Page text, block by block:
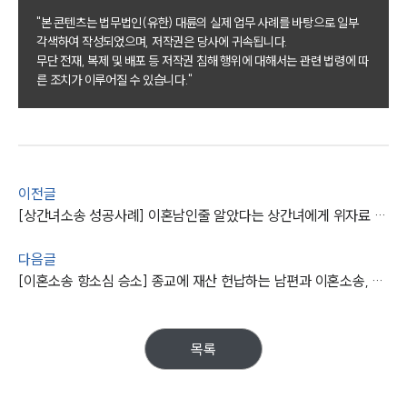
이혼 주요 업무사례
사례분석/최신동향
이혼 법률정보
이혼소송·상담후기
업무
전체
구성원 소개
이혼전문변호사
"본 콘텐츠는 법무법인(유한) 대륜의 실제 업무 사례를 바탕으로 일부
각색하여 작성되었으며, 저작권은 당사에 귀속됩니다.
무단 전재, 복제 및 배포 등 저작권 침해 행위에 대해서는 관련 법령에 따
른 조치가 이루어질 수 있습니다."
이전글
[상간녀소송 성공사례] 이혼남인줄 알았다는 상간녀에게 위자료 2,000만 원 받아냄
다음글
[이혼소송 항소심 승소] 종교에 재산 헌납하는 남편과 이혼소송, 황혼이혼 재산분할 성공
목록